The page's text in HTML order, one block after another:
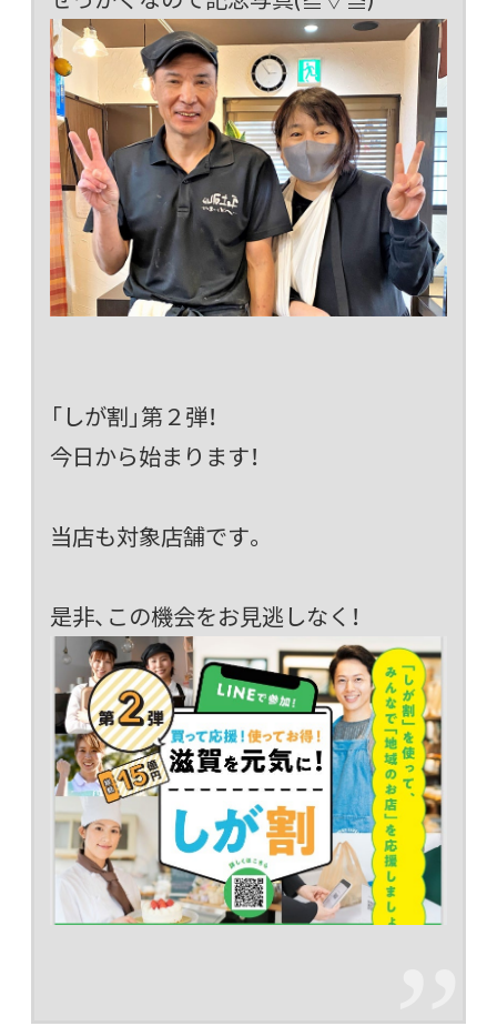
「しが割」第２弾！
今日から始まります！
当店も対象店舗です。
是非、この機会をお見逃しなく！